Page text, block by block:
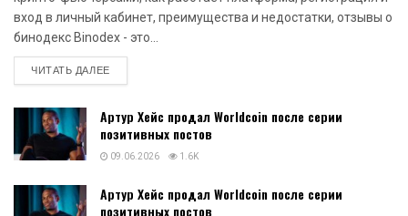
вход в личный кабинет, преимущества и недостатки, отзывы о
бинодекс Binodex - это...
ЧИТАТЬ ДАЛЕЕDETAILS
Артур Хейс продал Worldcoin после серии
позитивных постов
09.06.2026 1.6K
Артур Хейс продал Worldcoin после серии
позитивных постов